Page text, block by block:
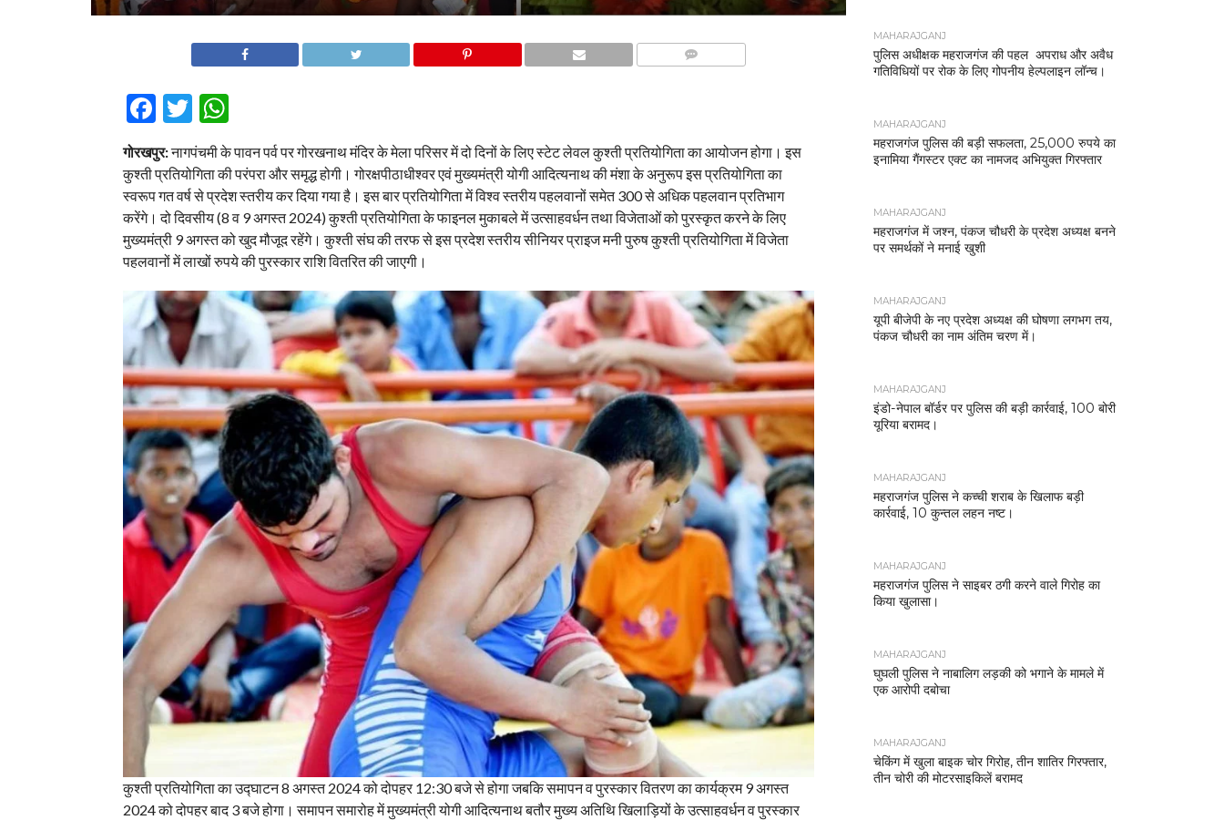
Facebook
Twitter
WhatsApp
गोरखपुर:नागपंचमी के पावन पर्व पर गोरखनाथ मंदिर के मेला परिसर में दो दिनों के लिए स्टेट लेवल कुश्ती प्रतियोगिता का आयोजन होगा। इस
कुश्ती प्रतियोगिता की परंपरा और समृद्ध होगी। गोरक्षपीठाधीश्वर एवं मुख्यमंत्री योगी आदित्यनाथ की मंशा के अनुरूप इस प्रतियोगिता का
स्वरूप गत वर्ष से प्रदेश स्तरीय कर दिया गया है। इस बार प्रतियोगिता में विश्व स्तरीय पहलवानों समेत 300 से अधिक पहलवान प्रतिभाग
करेंगे। दो दिवसीय (8 व 9 अगस्त 2024) कुश्ती प्रतियोगिता के फाइनल मुकाबले में उत्साहवर्धन तथा विजेताओं को पुरस्कृत करने के लिए
मुख्यमंत्री 9 अगस्त को खुद मौजूद रहेंगे। कुश्ती संघ की तरफ से इस प्रदेश स्तरीय सीनियर प्राइज मनी पुरुष कुश्ती प्रतियोगिता में विजेता
पहलवानों में लाखों रुपये की पुरस्कार राशि वितरित की जाएगी।
कुश्ती प्रतियोगिता का उद्घाटन 8 अगस्त 2024 को दोपहर 12:30 बजे से होगा जबकि समापन व पुरस्कार वितरण का कार्यक्रम 9 अगस्त
2024 को दोपहर बाद 3 बजे होगा। समापन समारोह में मुख्यमंत्री योगी आदित्यनाथ बतौर मुख्य अतिथि खिलाड़ियों के उत्साहवर्धन व पुरस्कार
MAHARAJGANJ
पुलिस अधीक्षक महराजगंज की पहल अपराध और अवैध
गतिविधियों पर रोक के लिए गोपनीय हेल्पलाइन लॉन्च।
MAHARAJGANJ
महराजगंज पुलिस की बड़ी सफलता, 25,000 रुपये का
इनामिया गैंगस्टर एक्ट का नामजद अभियुक्त गिरफ्तार
MAHARAJGANJ
महराजगंज में जश्न, पंकज चौधरी के प्रदेश अध्यक्ष बनने
पर समर्थकों ने मनाई खुशी
MAHARAJGANJ
यूपी बीजेपी के नए प्रदेश अध्यक्ष की घोषणा लगभग तय,
पंकज चौधरी का नाम अंतिम चरण में।
MAHARAJGANJ
इंडो-नेपाल बॉर्डर पर पुलिस की बड़ी कार्रवाई, 100 बोरी
यूरिया बरामद।
MAHARAJGANJ
महराजगंज पुलिस ने कच्ची शराब के खिलाफ बड़ी
कार्रवाई, 10 कुन्तल लहन नष्ट।
MAHARAJGANJ
महराजगंज पुलिस ने साइबर ठगी करने वाले गिरोह का
किया खुलासा।
MAHARAJGANJ
घुघली पुलिस ने नाबालिग लड़की को भगाने के मामले में
एक आरोपी दबोचा
MAHARAJGANJ
चेकिंग में खुला बाइक चोर गिरोह, तीन शातिर गिरफ्तार,
तीन चोरी की मोटरसाइकिलें बरामद